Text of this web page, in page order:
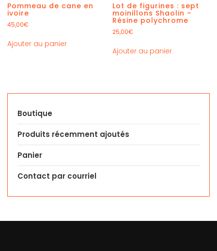
Pommeau de cane en
ivoire
45,00€
Ajouter au panier
Lot de figurines : sept
moinillons Shaolin –
Résine polychrome
25,00€
Ajouter au panier
Boutique
Produits récemment ajoutés
Panier
Contact par courriel